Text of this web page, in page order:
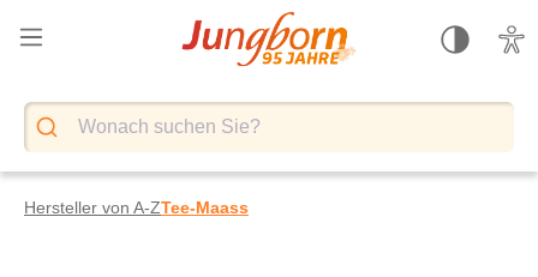
springen
Hersteller von A-ZTee-Maass